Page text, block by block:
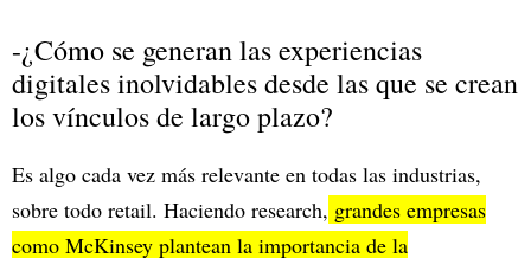
-¿Cómo se generan las experiencias
digitales inolvidables desde las que se crean
los vínculos de largo plazo?
Es algo cada vez más relevante en todas las industrias,
sobre todo retail. Haciendo research, grandes empresas
como McKinsey plantean la importancia de la